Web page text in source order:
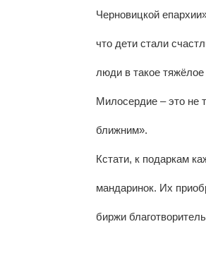
Черновицкой
что дети стали
люди в такое
Милосердие – это не
ближним».
Кстати, к подаркам
мандаринок. Их
биржи